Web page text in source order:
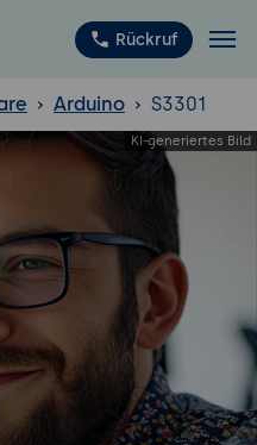
Rückruf
Arduino S3301